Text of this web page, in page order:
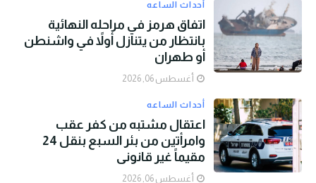
أحداث الساعه
اتفاق هرمز في مراحله النهائية
بانتظار من يتنازل أولاً في واشنطن
أو طهران
أغسطس 06, 2026
أحداث الساعه
اعتقال مشتبه من كفر عقب
وامرأتين من بئر السبع بنقل 24
مقيماً غير قانوني
أغسطس 06, 2026